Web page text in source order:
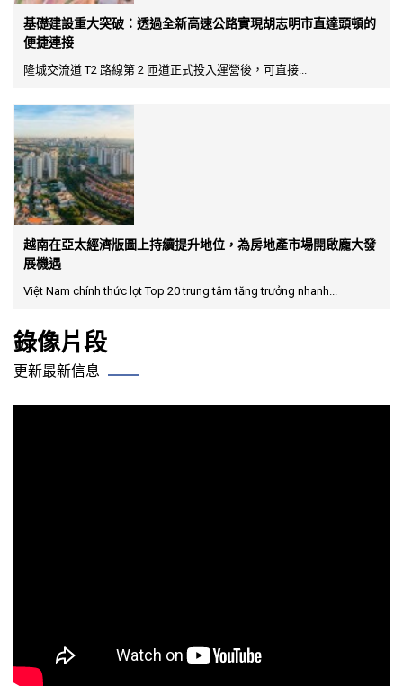
基礎建設重大突破：透過全新高速公路實現胡志明市直達頭頓的
便捷連接
隆城交流道 T2 路線第 2 匝道正式投入運營後，可直接...
越南在亞太經濟版圖上持續提升地位，為房地產市場開啟龐大發
展機遇
Việt Nam chính thức lọt Top 20 trung tâm tăng trưởng nhanh...
錄像片段
更新最新信息